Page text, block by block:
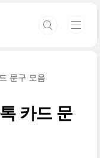
문구 모음
카드 문